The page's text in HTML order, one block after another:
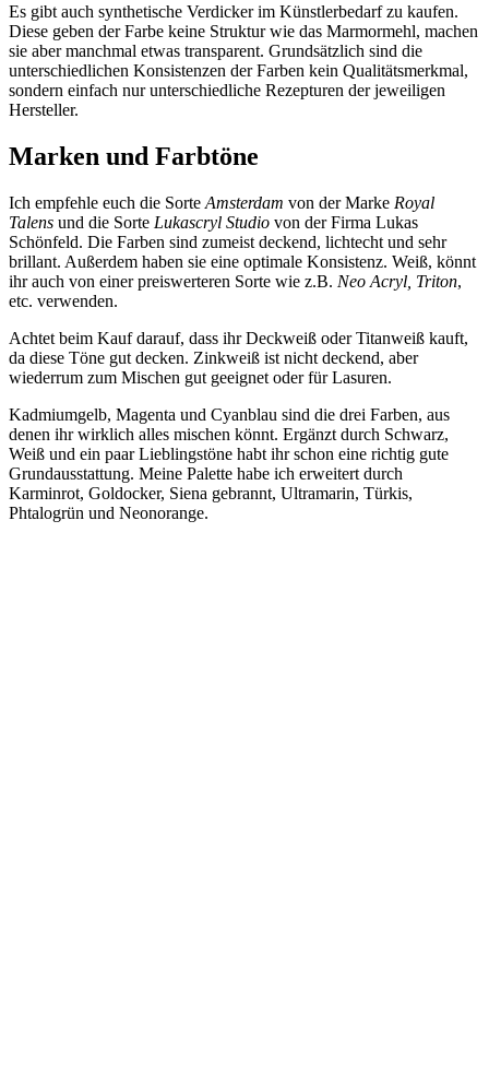
Es gibt auch synthetische Verdicker im Künstlerbedarf zu kaufen.
Diese geben der Farbe keine Struktur wie das Marmormehl, machen
sie aber manchmal etwas transparent. Grundsätzlich sind die
unterschiedlichen Konsistenzen der Farben kein Qualitätsmerkmal,
sondern einfach nur unterschiedliche Rezepturen der jeweiligen
Hersteller.
Marken und Farbtöne
Ich empfehle euch die Sorte Amsterdam von der Marke Royal
Talens und die Sorte Lukascryl Studio von der Firma Lukas
Schönfeld. Die Farben sind zumeist deckend, lichtecht und sehr
brillant. Außerdem haben sie eine optimale Konsistenz. Weiß, könnt
ihr auch von einer preiswerteren Sorte wie z.B. Neo Acryl, Triton,
etc. verwenden.
Achtet beim Kauf darauf, dass ihr Deckweiß oder Titanweiß kauft,
da diese Töne gut decken. Zinkweiß ist nicht deckend, aber
wiederrum zum Mischen gut geeignet oder für Lasuren.
Kadmiumgelb, Magenta und Cyanblau sind die drei Farben, aus
denen ihr wirklich alles mischen könnt. Ergänzt durch Schwarz,
Weiß und ein paar Lieblingstöne habt ihr schon eine richtig gute
Grundausstattung. Meine Palette habe ich erweitert durch
Karminrot, Goldocker, Siena gebrannt, Ultramarin, Türkis,
Phtalogrün und Neonorange.